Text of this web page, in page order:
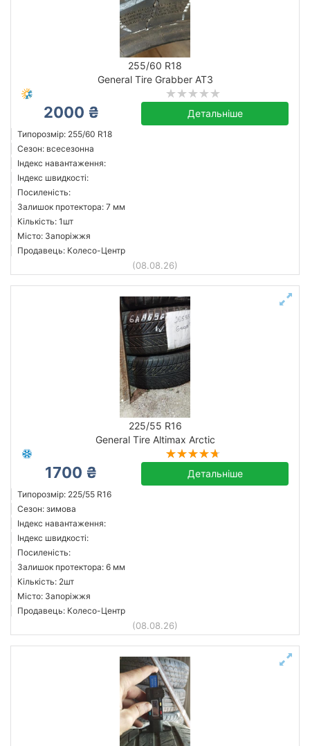
255/60 R18
General Tire Grabber AT3
2000 ₴ Детальніше
Типорозмір: 255/60 R18
Сезон: всесезонна
Індекс навантаження:
Індекс швидкості:
Посиленість:
Залишок протектора: 7 мм
Кількість: 1шт
Місто: Запоріжжя
Продавець: Колесо-Центр
(08.08.26)
225/55 R16
General Tire Altimax Arctic
1700 ₴ Детальніше
Типорозмір: 225/55 R16
Сезон: зимова
Індекс навантаження:
Індекс швидкості:
Посиленість:
Залишок протектора: 6 мм
Кількість: 2шт
Місто: Запоріжжя
Продавець: Колесо-Центр
(08.08.26)